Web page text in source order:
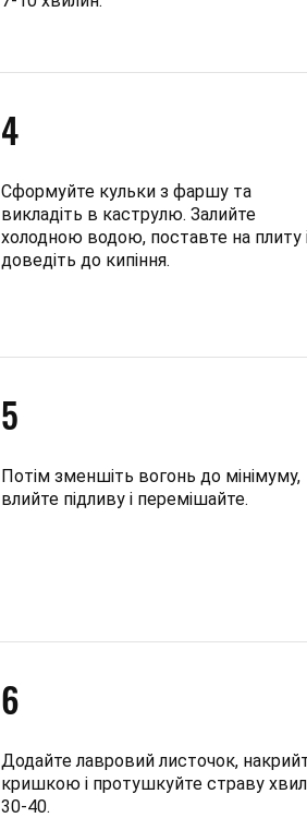
4
Сформуйте кульки з фаршу та
викладіть в каструлю. Залийте
холодною водою, поставте на плиту
доведіть до кипіння.
5
Потім зменшіть вогонь до мінімуму,
влийте підливу і перемішайте.
6
Додайте лавровий листочок,
кришкою і протушкуйте страву
30-40.